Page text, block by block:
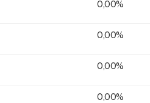
0,00%
0,00%
0,00%
0,00%